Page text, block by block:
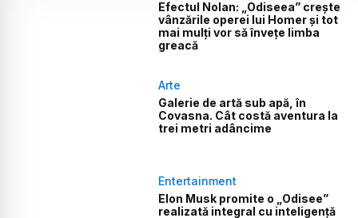
Efectul Nolan: „Odiseea” crește
vânzările operei lui Homer și tot
mai mulți vor să învețe limba
greacă
Arte
Galerie de artă sub apă, în
Covasna. Cât costă aventura la
trei metri adâncime
Entertainment
Elon Musk promite o „Odisee”
realizată integral cu inteligență